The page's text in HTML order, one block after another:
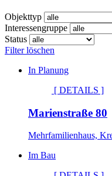
Objekttyp
Interessengruppe
Status
Filter löschen
In Planung
[ DETAILS ]
Marienstraße 80
Mehrfamilienhaus,
Im Bau